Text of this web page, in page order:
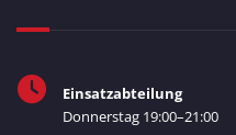
Einsatzabteilung
Donnerstag 19:00–21:00